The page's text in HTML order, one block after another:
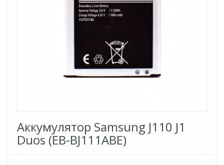
Аккумулятор Samsung J110 J1
Duos (EB-BJ111ABE)